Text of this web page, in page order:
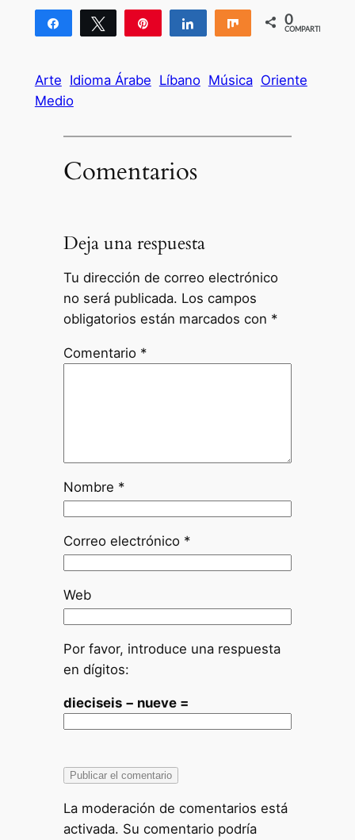
Compartir Twittear Compartir Compartir
0
COMPARTIR
Arte Idioma Árabe Líbano Música Oriente
Medio
Comentarios
Deja una respuesta
Tu dirección de correo electrónico
no será publicada. Los campos
obligatorios están marcados con *
Comentario *
Nombre *
Correo electrónico *
Web
Por favor, introduce una respuesta
en dígitos:
dieciseis − nueve =
La moderación de comentarios está
activada. Su comentario podría